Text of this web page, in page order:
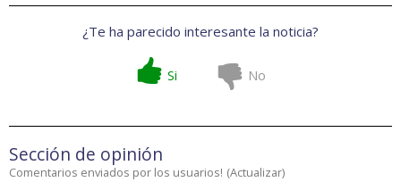
¿Te ha parecido interesante la noticia?
Si No
Sección de opinión
Comentarios enviados por los usuarios! (Actualizar)